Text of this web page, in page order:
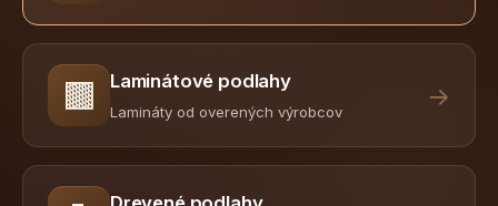
🟫 Laminátové podlahy
Lamináty od overených výrobcov
→